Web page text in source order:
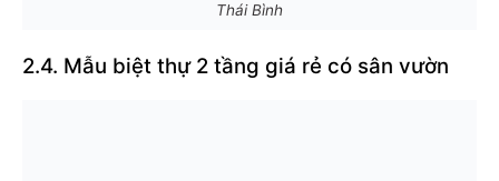
Thái Bình
2.4. Mẫu biệt thự 2 tầng giá rẻ có sân vườn